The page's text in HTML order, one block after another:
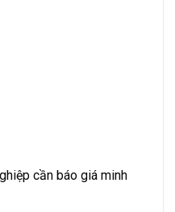
cần báo giá minh